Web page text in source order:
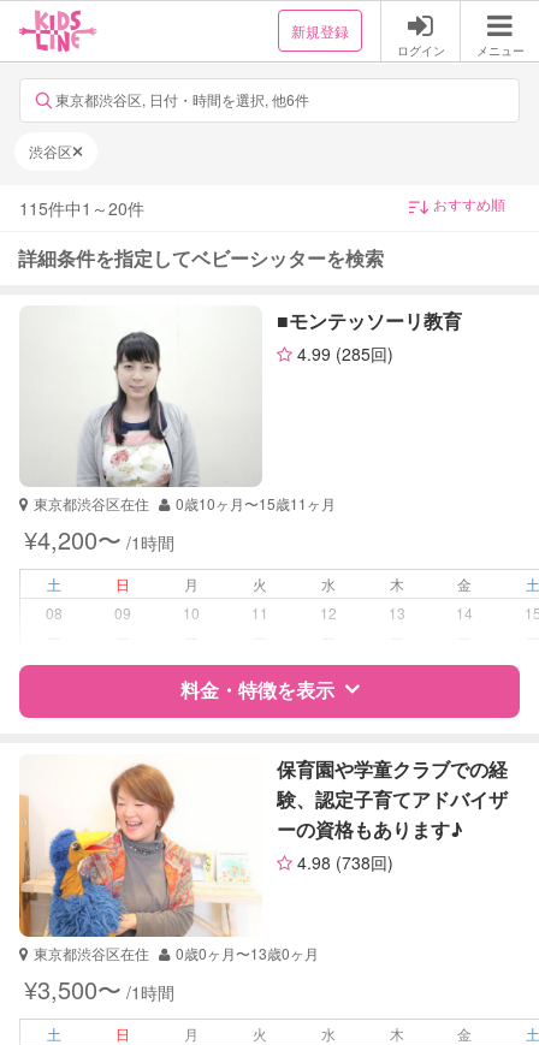
新規登録
ログイン メニュー
東京都渋谷区, 日付・時間を選択, 他6件
渋谷区
115件中1 ～20件
詳細条件を指定してベビーシッターを検索
■モンテッソーリ教育
4.99 (285回)
東京都渋谷区在住 0歳10ヶ月〜15歳11ヶ月
¥4,200〜 /1時間
土 日 月 火 水 木 金
08
09 10 11 12 13 14
料金・特徴を表示
料金
サポートの特徴
資格
自治体届出済ベビーシッター
幼稚園教諭
学校/塾の補習・宿題 小学生
保育園や学童クラブでの経
験、認定子育てアドバイザ
ーの資格もあります♪
4.98 (738回)
東京都渋谷区在住 0歳0ヶ月〜13歳0ヶ月
¥3,500〜 /1時間
土 日 月 火 水 木 金